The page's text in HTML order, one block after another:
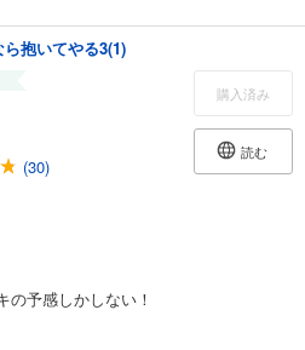
抱いてやる3(1)
(30)
購入済み
読む
の予感しかしない！